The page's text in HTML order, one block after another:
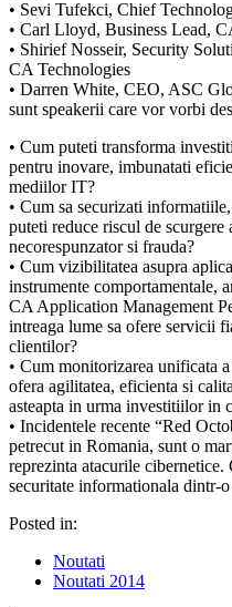
• Sevi Tufekci, Chief
• Carl Lloyd, Business Lead,
• Shirief Nosseir, Security
CA Technologies
• Darren White, CEO, ASC
sunt speakerii care vor vorbi
• Cum puteti transforma
pentru inovare, imbunatati
mediilor IT?
• Cum sa securizati
puteti reduce riscul de scurgere
necorespunzator si frauda?
• Cum vizibilitatea asupra
instrumente comportamentale,
CA Application Management
intreaga lume sa ofere servicii
clientilor?
• Cum monitorizarea unificata
ofera agilitatea, eficienta si
asteapta in urma investitiilor in
• Incidentele recente “Red
petrecut in Romania, sunt o
reprezinta atacurile
securitate informationala dintr-
Posted in:
Noutati
Noutati 2014